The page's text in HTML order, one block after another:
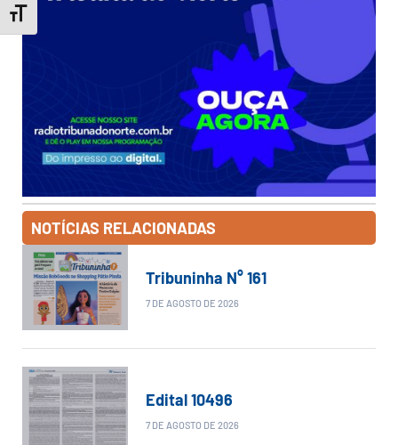
Toggle Font size
NOTÍCIAS RELACIONADAS
Tribuninha N° 161
7 DE AGOSTO DE 2026
Edital 10496
7 DE AGOSTO DE 2026